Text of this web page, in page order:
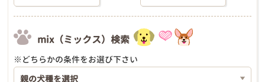
mix（ミックス）検索
※どちらかの条件をお選び下さい